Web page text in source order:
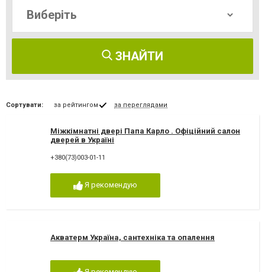
ЗНАЙТИ
Сортувати: за рейтингом за переглядами
Міжкімнатні двері Папа Карло . Офіційний салон
дверей в Україні
+380(73)003-01-11
Я рекомендую
Акватерм Україна, сантехніка та опалення